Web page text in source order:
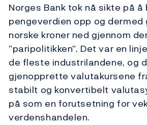
Norges Bank tok nå sikte på å
pengeverdien opp og dermed
norske kroner ned gjennom
”paripolitikken”. Det var en
de fleste industrilandene, og
gjenopprette valutakursene
stabilt og konvertibelt
på som en forutsetning for
verdenshandelen.